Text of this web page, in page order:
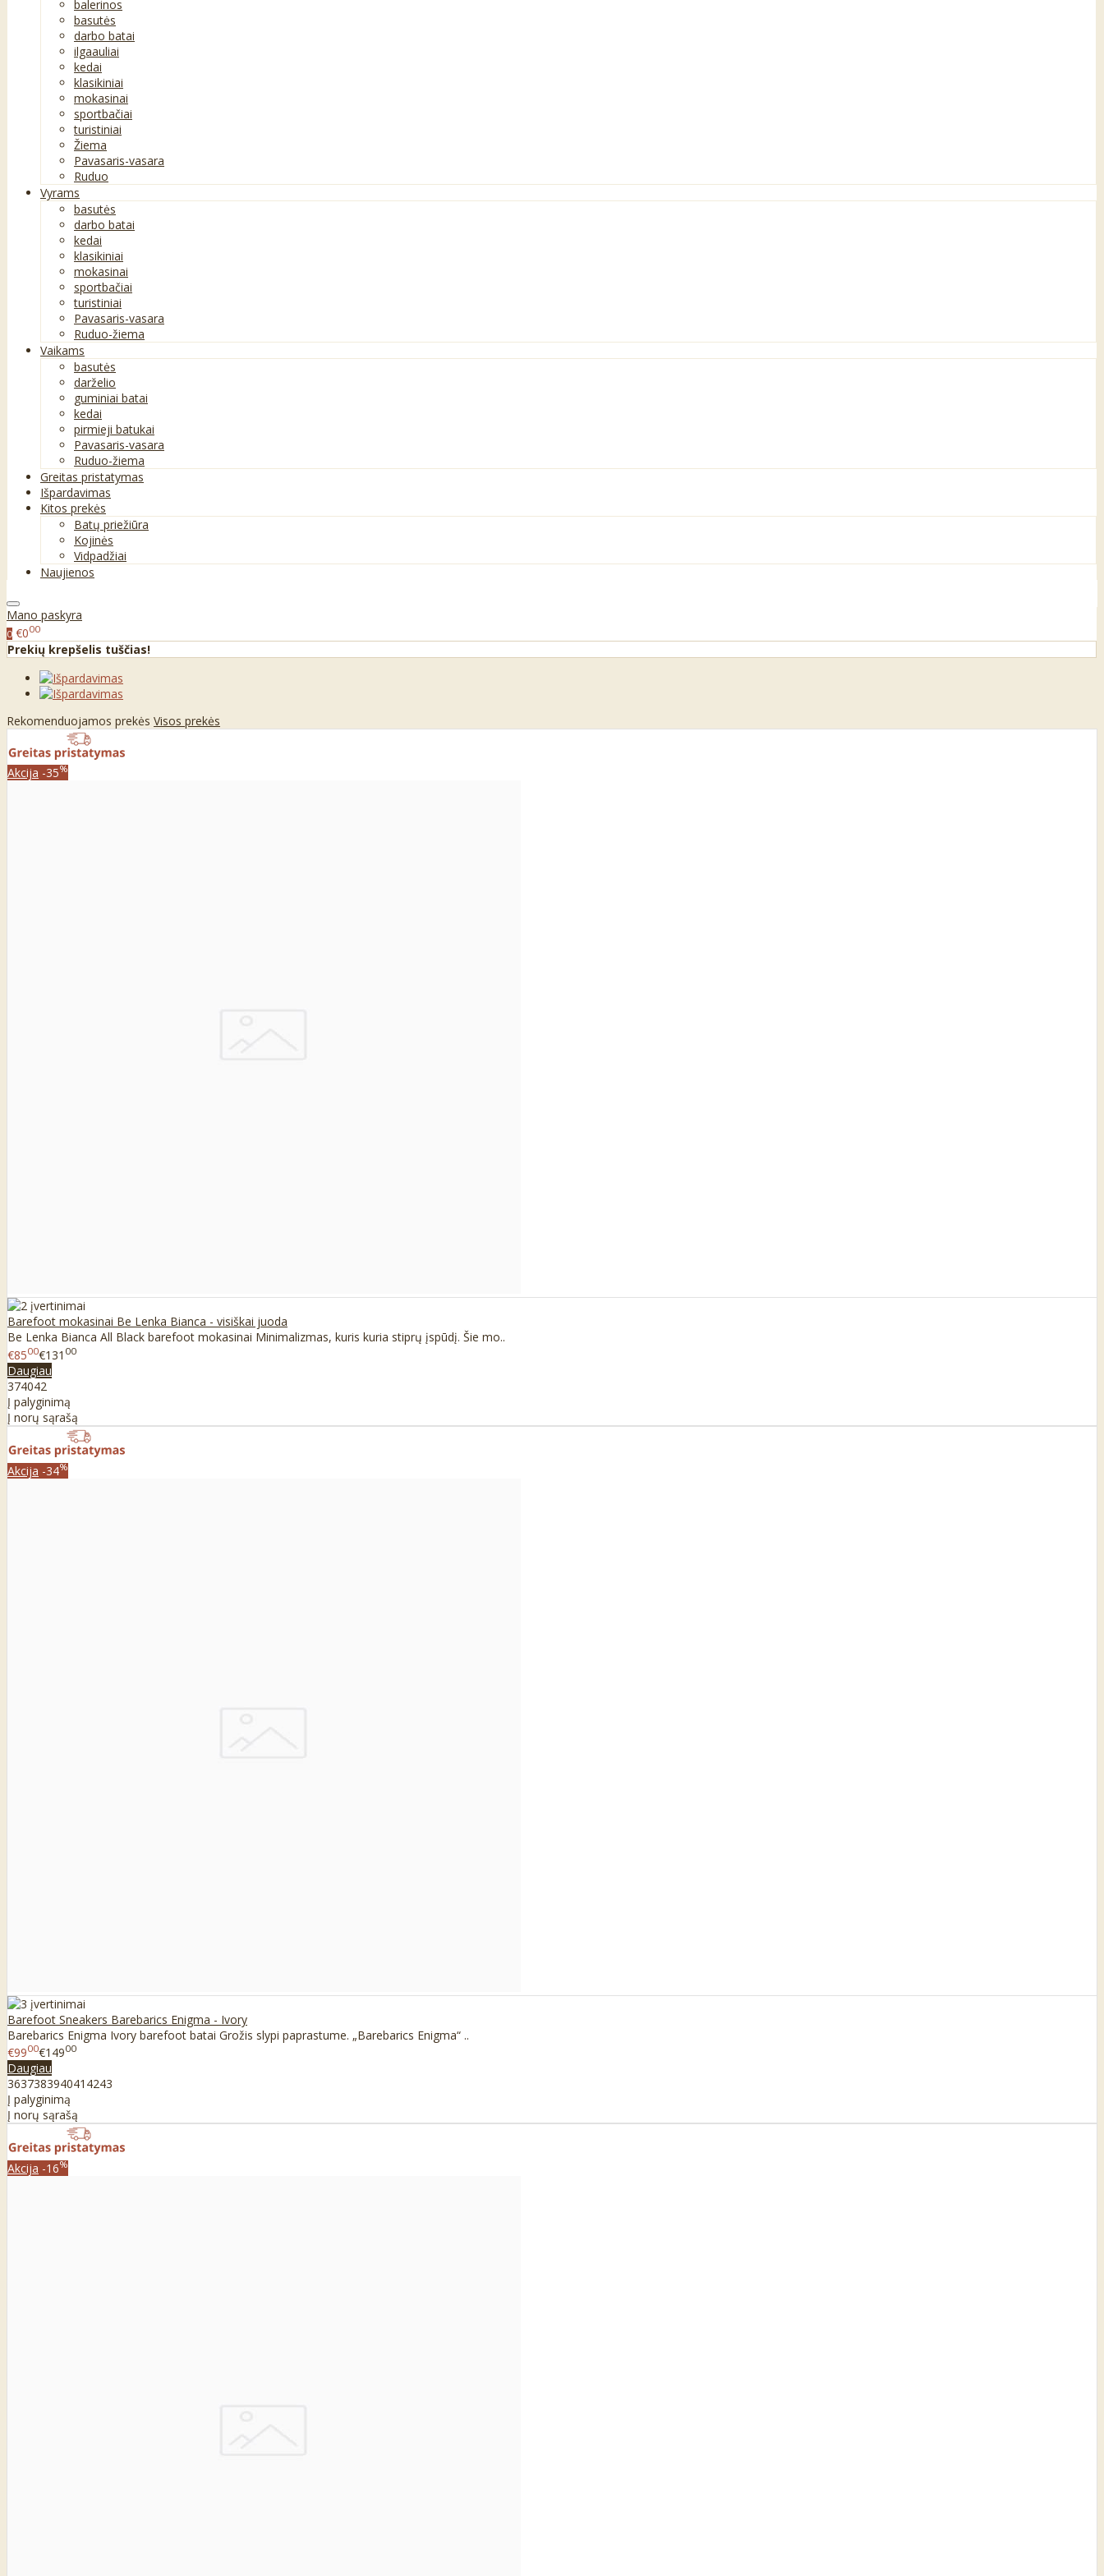
balerinos
basutės
darbo batai
ilgaauliai
kedai
klasikiniai
mokasinai
sportbačiai
turistiniai
Žiema
Pavasaris-vasara
Ruduo
Vyrams
basutės
darbo batai
kedai
klasikiniai
mokasinai
sportbačiai
turistiniai
Pavasaris-vasara
Ruduo-žiema
Vaikams
basutės
darželio
guminiai batai
kedai
pirmieji batukai
Pavasaris-vasara
Ruduo-žiema
Greitas pristatymas
Išpardavimas
Kitos prekės
Batų priežiūra
Kojinės
Vidpadžiai
Naujienos
Mano paskyra
0 €000
Prekių krepšelis tuščias!
Rekomenduojamos prekės Visos prekės
Akcija -35%
Barefoot mokasinai Be Lenka Bianca - visiškai juoda
Be Lenka Bianca All Black barefoot mokasinai Minimalizmas, kuris kuria stiprų įspūdį. Šie mo..
€8500€131 00
Daugiau
374042
Į palyginimą
Į norų sąrašą
Akcija -34%
Barefoot Sneakers Barebarics Enigma - Ivory
Barebarics Enigma Ivory barefoot batai Grožis slypi paprastume. „Barebarics Enigma“ ..
€9900€14900
Daugiau
363738394041 4243
Į palyginimą
Į norų sąrašą
Akcija -16%